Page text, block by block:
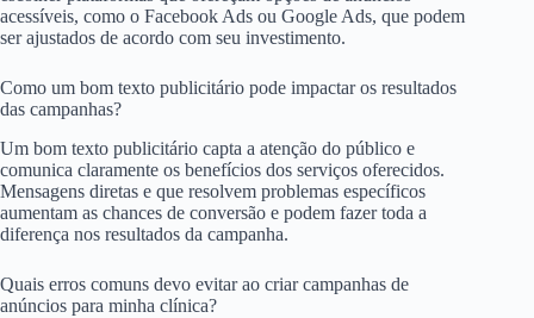
acessíveis, como o Facebook Ads ou Google Ads, que podem
ser ajustados de acordo com seu investimento.
Como um bom texto publicitário pode impactar os resultados
das campanhas?
Um bom texto publicitário capta a atenção do público e
comunica claramente os benefícios dos serviços oferecidos.
Mensagens diretas e que resolvem problemas específicos
aumentam as chances de conversão e podem fazer toda a
diferença nos resultados da campanha.
Quais erros comuns devo evitar ao criar campanhas de
anúncios para minha clínica?